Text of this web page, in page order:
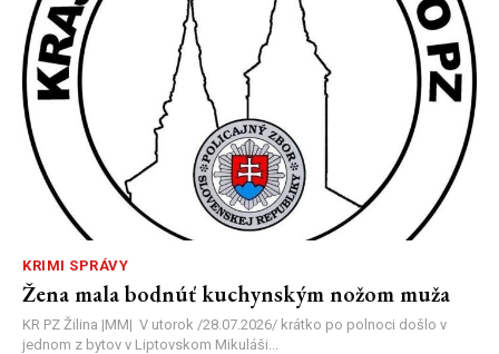
KRIMI SPRÁVY
Žena mala bodnúť kuchynským nožom muža
KR PZ Žilina |MM| V utorok /28.07.2026/ krátko po polnoci došlo v
jednom z bytov v Liptovskom Mikuláši...